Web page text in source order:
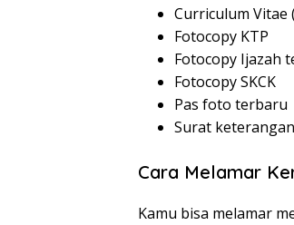
Curriculum Vitae
Fotocopy KTP
Fotocopy Ijazah
Fotocopy SKCK
Pas foto terbaru
Surat
Cara Melamar
Kamu bisa melamar